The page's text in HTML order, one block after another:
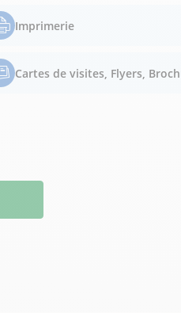
Imprimerie
Cartes de visites, Flyers,